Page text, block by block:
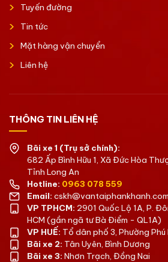
Tuyến đường
Tin tức
Mặt hàng vận chuyển
Liên hệ
THÔNG TIN LIÊN HỆ
Bãi xe 1 (Trụ sở chính):
682 Ấp Bình Hữu 1, Xã Đức Hòa
Tỉnh Long An
Hotline: 0963 078 559
Email: cskh@vantaiphankhanh.com
VP TPHCM: 2901 Quốc Lộ 1A, P.
HCM (gần ngã tư Bà Điểm - QL1A)
VP HUẾ: Tổ dân phố 3, Phường Phú
Bãi xe 2: Tân Uyên, Bình Dương
Bãi xe 3: Nhơn Trạch, Đồng Nai